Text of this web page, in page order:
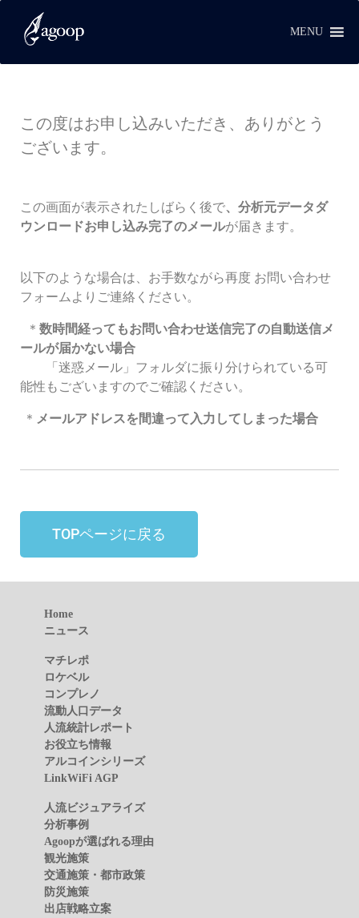
MENU
この度はお申し込みいただき、ありがとう
ございます。
この画面が表示されたしばらく後で、分析元データダ
ウンロードお申し込み完了のメールが届きます。
以下のような場合は、お手数ながら再度 お問い合わせ
フォームよりご連絡ください。
＊ 数時間経ってもお問い合わせ送信完了の自動送信メ
ールが届かない場合
「迷惑メール」フォルダに振り分けられている可
能性もございますのでご確認ください。
＊ メールアドレスを間違って入力してしまった場合
TOPページに戻る
Home
ニュース
マチレポ
ロケベル
コンプレノ
流動人口データ
人流統計レポート
お役立ち情報
アルコインシリーズ
LinkWiFi AGP
人流ビジュアライズ
分析事例
Agoopが選ばれる理由
観光施策
交通施策・都市政策
防災施策
出店戦略立案